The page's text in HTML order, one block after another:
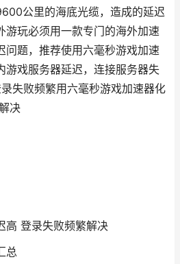
公里的海底光缆，造成的延迟
游玩必须用一款专门的海外加速
问题，推荐使用六毫秒游戏加速
游戏服务器延迟，连接服务器失
失败频繁用六毫秒游戏加速器化
决
高 登录失败频繁解决
总